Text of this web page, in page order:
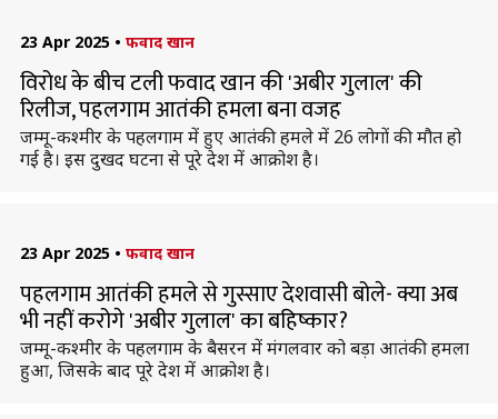
23 Apr 2025 • फवाद खान
विरोध के बीच टली फवाद खान की 'अबीर गुलाल' की
रिलीज, पहलगाम आतंकी हमला बना वजह
जम्मू-कश्मीर के पहलगाम में हुए आतंकी हमले में 26 लोगों की मौत हो
गई है। इस दुखद घटना से पूरे देश में आक्रोश है।
23 Apr 2025 • फवाद खान
पहलगाम आतंकी हमले से गुस्साए देशवासी बोले- क्या अब
भी नहीं करोगे 'अबीर गुलाल' का बहिष्कार?
जम्मू-कश्मीर के पहलगाम के बैसरन में मंगलवार को बड़ा आतंकी हमला
हुआ, जिसके बाद पूरे देश में आक्रोश है।